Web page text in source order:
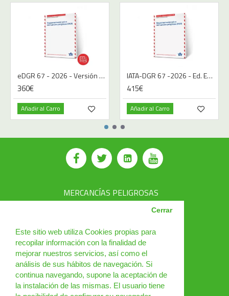
Este sitio web utiliza Cookies propias para
recopilar información con la finalidad de
mejorar nuestros servicios, así como el
análisis de sus hábitos de navegación. Si
continua navegando, supone la aceptación de
la instalación de las mismas. El usuario tiene
Cerrar
eDGR 67 - 2026 - Versión Digital - Español
360€
Añadir al Carro
IATA-DGR 67 -2026 - Ed. Español | Libro
415€
Añadir al Carro
MERCANCÍAS PELIGROSAS
PRODUCTOS
CURSOS
NOTICIAS
¿QUIÉNES SOMOS?